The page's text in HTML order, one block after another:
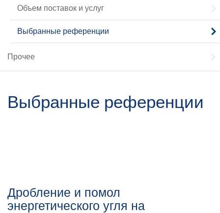
Объем поставок и услуг
Выбранные референции
Прочее
Выбранные референции
Дробление и помол
энергетического угля на